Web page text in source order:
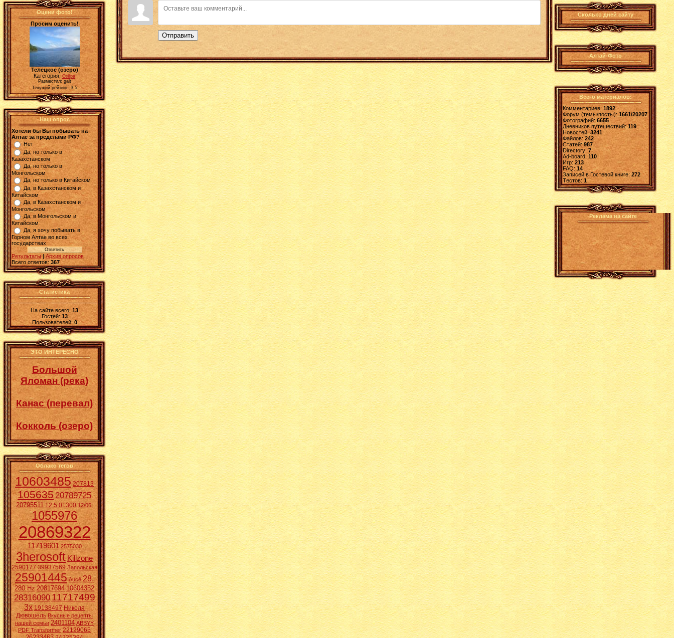
Оцени фото!
Просим оценить!
Телецкое (озеро)
Категория:Озёра
Разместил: galt
Текущий рейтинг: 3.5
Наш опрос
Хотели бы Вы побывать на
Алтае за пределами РФ?
Нет
Да, но только в
Казахстанском
Да, но только в
Монгольском
Да, но только в Китайском
Да, в Казахстанском и
Китайском
Да, в Казахстанском и
Монгольском
Да, в Монгольском и
Китайском
Да, я хочу побывать в
Горном Алтае во всех
государствах
Результаты |Архив опросов
Всего ответов: 367
Статистика
На сайте всего:13
Гостей: 13
Пользователей: 0
ЭТО ИНТЕРЕСНО
Большой
Яломан (река)
Канас (перевал)
Кокколь (озеро)
Облако тегов
10603485 207813
10563520789725
20795511 12.5.01300 12/06.
1055976
20869322
11719601 2575030
3herosoft Killzone
2590177 39937569 Запольская
25901445 Aucē 28.
280 Hz 20817694 10604352
2831609011717499
3x 19138497 Николя
Дювошель Вкусные рецепты
нашей семьи 2401104 ABBYY
PDF Transformer 22129065
Отправить
Сколько дней сайту
Алтай-Фото
Всего материалов:
Комментариев: 1892
Форум (темы/посты):1661/20207
Фотографий:6655
Дневников путешествий:119
Новостей:3241
Файлов: 242
Статей:987
Directory: 7
Ad-board:110
Игр: 213
FAQ:14
Записей в Гостевой книге:272
Tестов: 1
Реклама на сайте